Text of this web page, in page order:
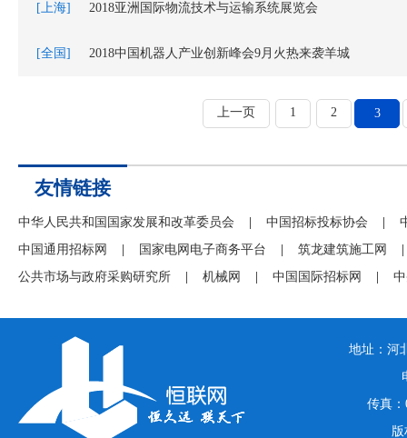
[上海] 2018亚洲国际物流技术与运输系统展览会
[全国] 2018中国机器人产业创新峰会9月火热来袭羊城
上一页 1 2 3
友情链接
中华人民共和国国家发展和改革委员会 中国招标投标协会
中国通用招标网
国家电网电子商务平台 筑龙建筑施工网
公共市场与政府采购研究所
机械网 中国国际招标网
地址：河
传真